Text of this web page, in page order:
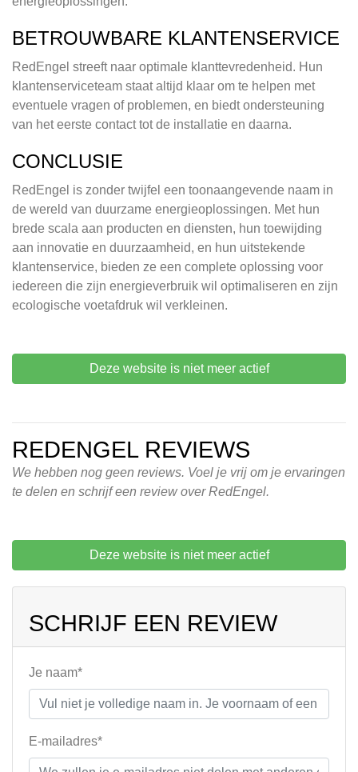
BETROUWBARE KLANTENSERVICE
RedEngel streeft naar optimale klanttevredenheid. Hun
klantenserviceteam staat altijd klaar om te helpen met
eventuele vragen of problemen, en biedt ondersteuning
van het eerste contact tot de installatie en daarna.
CONCLUSIE
RedEngel is zonder twijfel een toonaangevende naam in
de wereld van duurzame energieoplossingen. Met hun
brede scala aan producten en diensten, hun toewijding
aan innovatie en duurzaamheid, en hun uitstekende
klantenservice, bieden ze een complete oplossing voor
iedereen die zijn energieverbruik wil optimaliseren en zijn
ecologische voetafdruk wil verkleinen.
Deze website is niet meer actief
REDENGEL REVIEWS
We hebben nog geen reviews. Voel je vrij om je ervaringen
te delen en schrijf een review over RedEngel.
Deze website is niet meer actief
SCHRIJF EEN REVIEW
Je naam*
E-mailadres*